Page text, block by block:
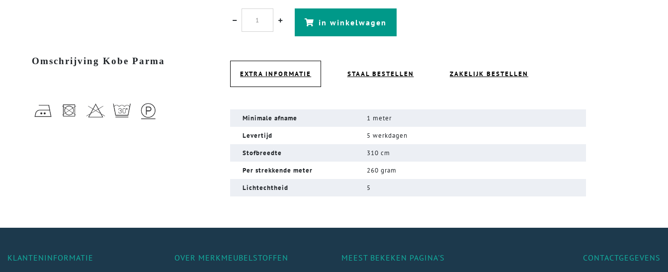
in winkelwagen
Omschrijving Kobe Parma
EXTRA INFORMATIE STAAL BESTELLEN ZAKELIJK BESTELLEN
Minimale afname 1 meter
Levertijd 5 werkdagen
Stofbreedte 310 cm
Per strekkende meter 260 gram
Lichtechtheid 5
KLANTENINFORMATIE OVER MERKMEUBELSTOFFEN MEEST BEKEKEN PAGINA'S CONTACTGEGEVENS